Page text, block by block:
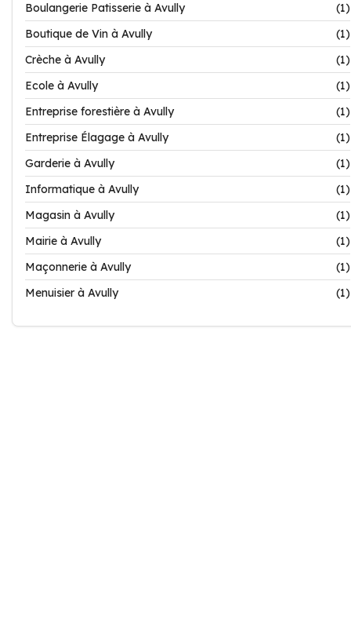
Boulangerie Patisserie à Avully
(1)
Boutique de Vin à Avully
(1)
Crèche à Avully
(1)
Ecole à Avully
(1)
Entreprise forestière à Avully
(1)
Entreprise Élagage à Avully
(1)
Garderie à Avully
(1)
Informatique à Avully
(1)
Magasin à Avully
(1)
Mairie à Avully
(1)
Maçonnerie à Avully
(1)
Menuisier à Avully
(1)